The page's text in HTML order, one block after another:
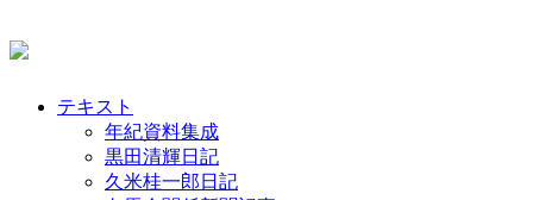
テキスト
年紀資料集成
黒田清輝日記
久米桂一郎日記